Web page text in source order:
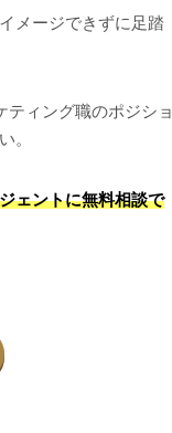
メージできずに足踏
ィング職のポジショ
。
ェントに無料相談で